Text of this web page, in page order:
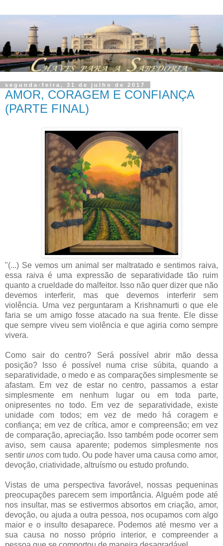
segunda-feira, 31 de julho de 2017
AMOR, CORAGEM E CONFIANÇA
(PARTE FINAL)
"(...) Se vemos um animal ser maltratado e sentimos raiva,
essa raiva é uma expressão de separatividade tão ruim
quanto a crueldade do malfeitor. Isso não quer dizer que não
devemos interferir, mas que devemos interferir sem
violência. Uma vez perguntaram a Krishnamurti o que ele
faria se um amigo fosse atacado na sua frente. Ele disse
que sempre viveu sem violência e que agiria como sempre
vivera.
Como sair do centro? Será possível abrir mão dessa
posição? Isso é possível numa crise súbita, quando a
separatividade, o medo e as comparações simplesmente se
afastam. Em vez de estar no centro, passamos a estar
simplesmente em nenhum lugar ou em toda parte,
onipresentes no todo. Em vez de separatividade, existe
unidade com todos; em vez de medo há coragem e
confiança; em vez de crítica, amor e compreensão; em vez
de comparação, apreciação. Isso também pode ocorrer sem
aviso, sem causa aparente; podemos simplesmente nos
sentir unos com tudo. Ou pode haver uma causa como amor,
devoção, criatividade, altruísmo ou estudo profundo.
Vistas de uma perspectiva favorável, nossas pequeninas
preocupações parecem sem importância. Alguém pode até
nos insultar, mas se estivermos absortos em criação, amor,
devoção, ou ajuda a outra pessoa, nos ocupamos com algo
maior e o insulto desaparece. Podemos até mesmo ver a
sua causa no nosso próprio interior, e compreender a